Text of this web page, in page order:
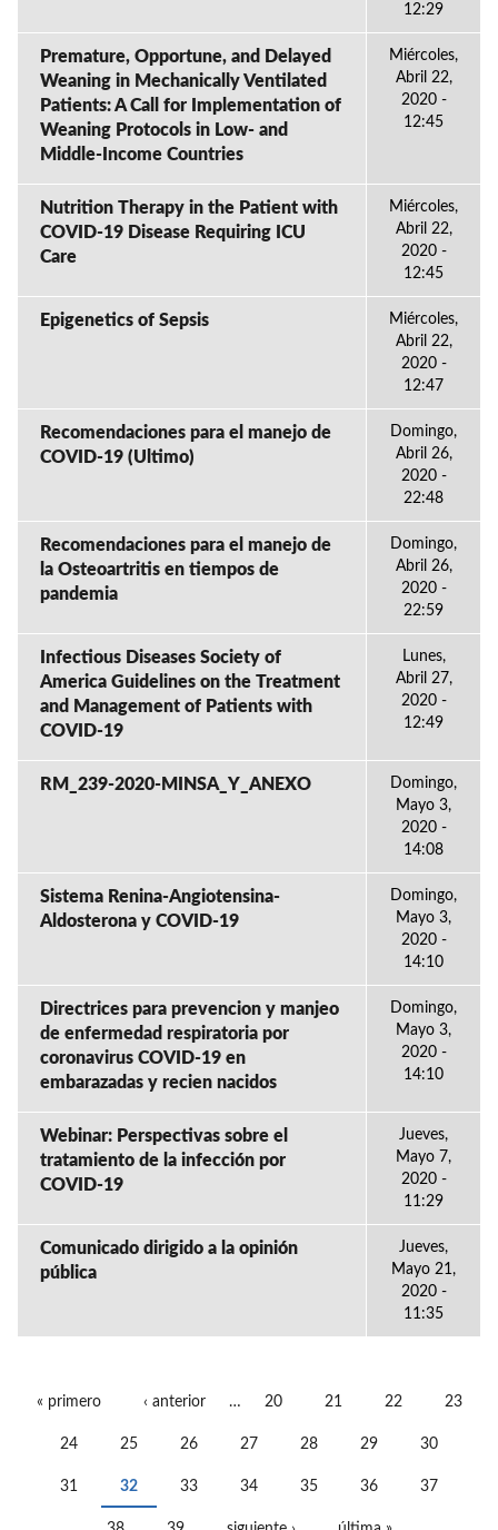
12:29
Premature, Opportune, and Delayed
Weaning in Mechanically Ventilated
Patients: A Call for Implementation of
Weaning Protocols in Low- and
Middle-Income Countries
Miércoles,
Abril 22,
2020 -
12:45
Nutrition Therapy in the Patient with
COVID-19 Disease Requiring ICU
Care
Miércoles,
Abril 22,
2020 -
12:45
Epigenetics of Sepsis
Miércoles,
Abril 22,
2020 -
12:47
Recomendaciones para el manejo de
COVID-19 (Ultimo)
Domingo,
Abril 26,
2020 -
22:48
Recomendaciones para el manejo de
la Osteoartritis en tiempos de
pandemia
Domingo,
Abril 26,
2020 -
22:59
Infectious Diseases Society of
America Guidelines on the Treatment
and Management of Patients with
COVID-19
Lunes,
Abril 27,
2020 -
12:49
RM_239-2020-MINSA_Y_ANEXO
Domingo,
Mayo 3,
2020 -
14:08
Sistema Renina-Angiotensina-
Aldosterona y COVID-19
Domingo,
Mayo 3,
2020 -
14:10
Directrices para prevencion y manjeo
de enfermedad respiratoria por
coronavirus COVID-19 en
embarazadas y recien nacidos
Domingo,
Mayo 3,
2020 -
14:10
Webinar: Perspectivas sobre el
tratamiento de la infección por
COVID-19
Jueves,
Mayo 7,
2020 -
11:29
Comunicado dirigido a la opinión
pública
Jueves,
Mayo 21,
2020 -
11:35
« primero ‹ anterior … 20 21 22 23
24 25 26 27 28 29 30
31 32 33 34 35 36 37